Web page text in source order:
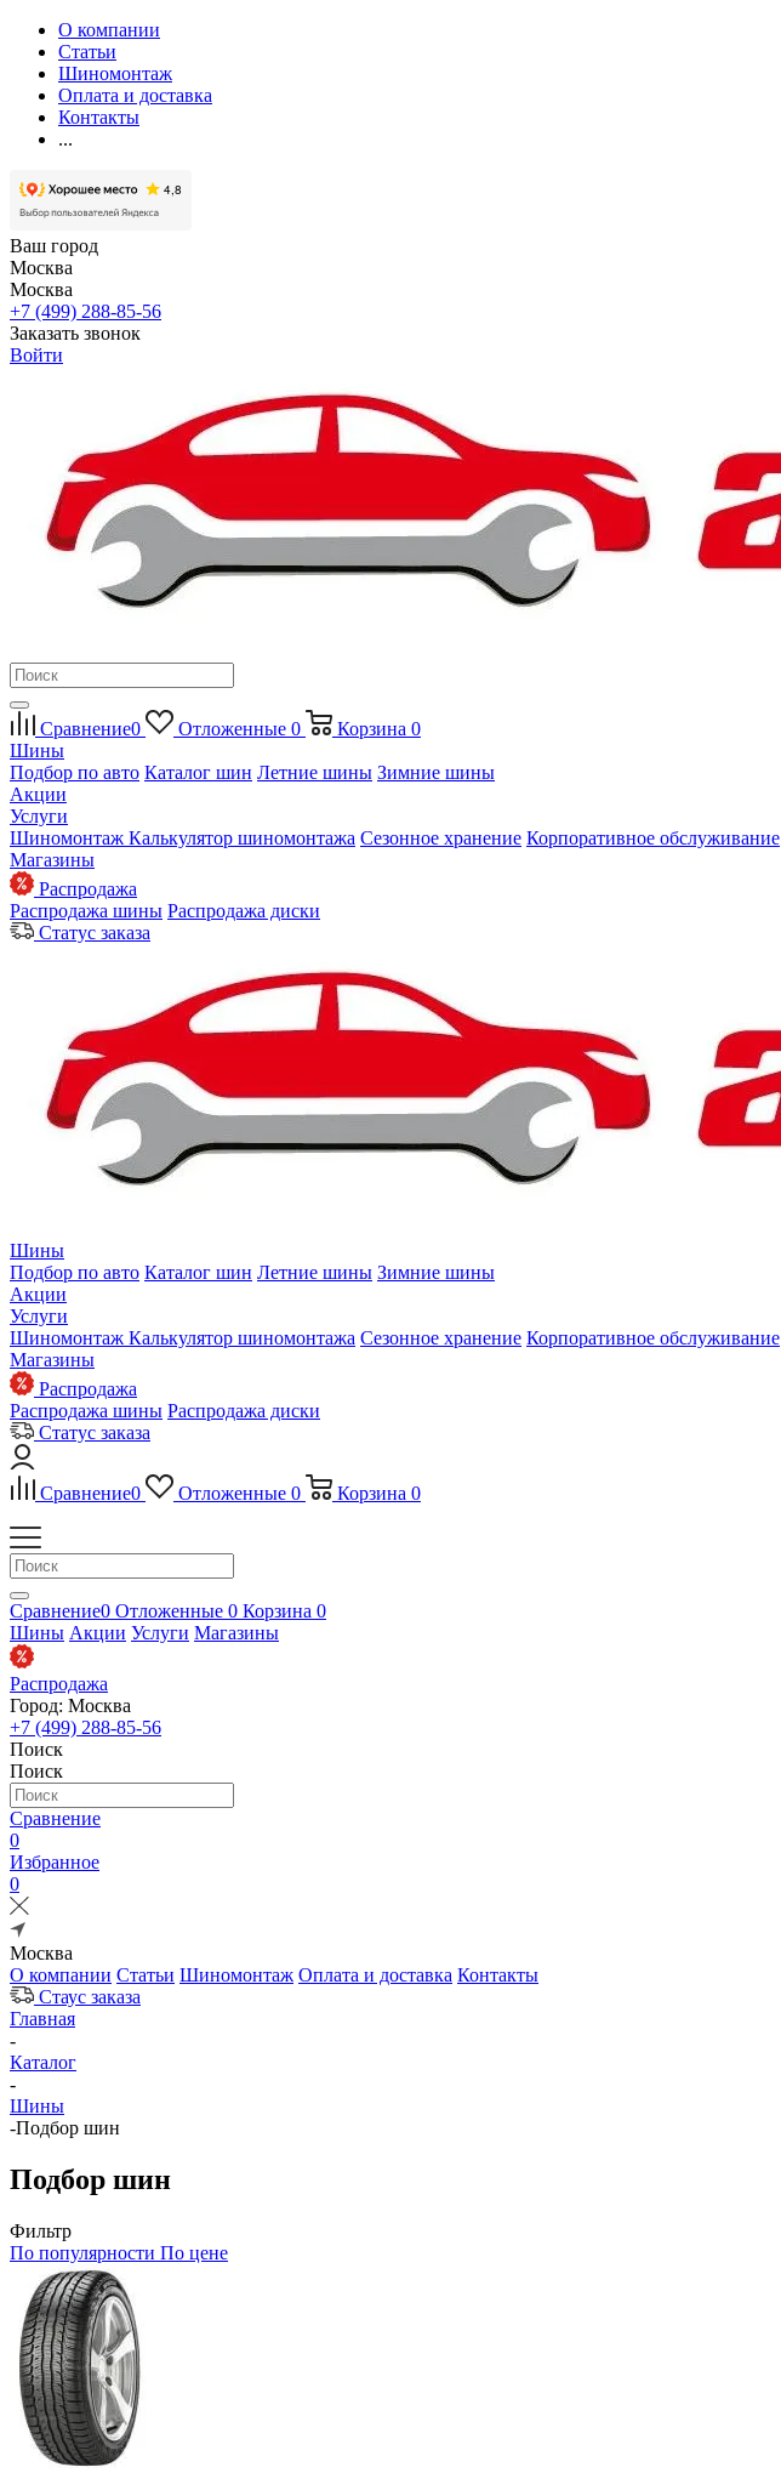
О компании
Статьи
Шиномонтаж
Оплата и доставка
Контакты
...
Ваш город
Москва
Москва
+7 (499) 288-85-56
Заказать звонок
Войти
Сравнение0 Отложенные 0 Корзина 0
Шины
Подбор по авто Каталог шин Летние шины Зимние шины
Акции
Услуги
Шиномонтаж Калькулятор шиномонтажа Сезонное хранение Корпоративное обслуживание
Магазины
Распродажа
Распродажа шины Распродажа диски
Статус заказа
Шины
Подбор по авто Каталог шин Летние шины Зимние шины
Акции
Услуги
Шиномонтаж Калькулятор шиномонтажа Сезонное хранение Корпоративное обслуживание
Магазины
Распродажа
Распродажа шины Распродажа диски
Статус заказа
Сравнение0 Отложенные 0 Корзина 0
Сравнение0 Отложенные 0 Корзина 0
Шины Акции Услуги Магазины
Распродажа
Город: Москва
+7 (499) 288-85-56
Поиск
Поиск
Сравнение
0
Избранное
0
Москва
О компании Статьи Шиномонтаж Оплата и доставка Контакты
Стаус заказа
Главная
-
Каталог
-
Шины
-Подбор шин
Подбор шин
Фильтр
По популярности По цене